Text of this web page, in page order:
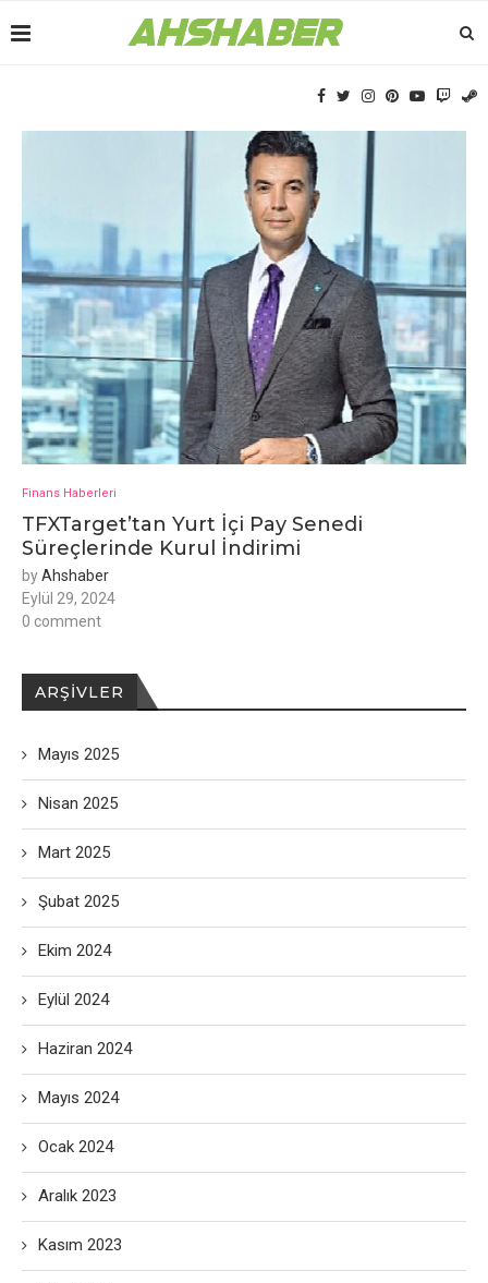
Finans Haberleri
TFXTarget’tan Yurt İçi Pay Senedi
Süreçlerinde Kurul İndirimi
byAhshaber
Eylül 29, 2024
0 comment
ARŞIVLER
Mayıs 2025
Nisan 2025
Mart 2025
Şubat 2025
Ekim 2024
Eylül 2024
Haziran 2024
Mayıs 2024
Ocak 2024
Aralık 2023
Kasım 2023